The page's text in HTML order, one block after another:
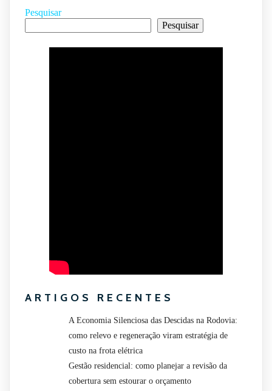
Pesquisar
Pesquisar
ARTIGOS RECENTES
A Economia Silenciosa das Descidas na Rodovia:
como relevo e regeneração viram estratégia de
custo na frota elétrica
Gestão residencial: como planejar a revisão da
cobertura sem estourar o orçamento